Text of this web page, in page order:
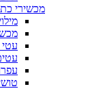
מכשירי